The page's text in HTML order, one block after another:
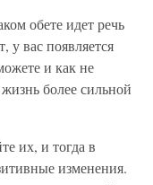
обете идет речь
у вас появляется
и как не
более сильной
их, и тогда в
изменения.